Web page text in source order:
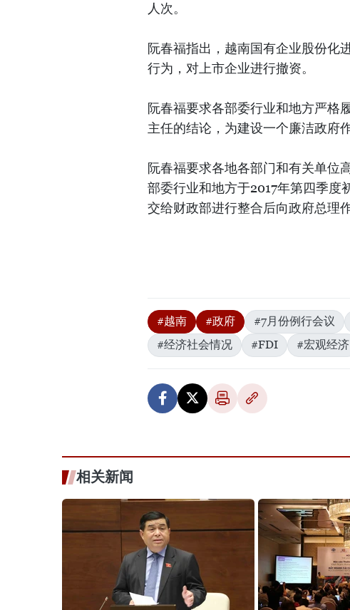
人次。
阮春福指出，越南国有企业股份化
行为，对上市企业进行撤资。
阮春福要求各部委行业和地方严格
主任的结论，为建设一个廉洁政府
阮春福要求各地各部门和有关单位
部委行业和地方于2017年第四季度
交给财政部进行整合后向政府总理
#越南 #政府 #7月份例行会议
#经济社会情况
#FDI #宏观经济
相关新闻